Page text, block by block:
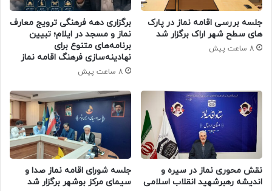
جلسه بررسی اقامه نماز در پارک
های سطح شهر اراک برگزار شد
8 ساعت پیش
برگزاری دهه فرهنگی ترویج معارف
نماز و مسجد در ایلام؛ تبیین
برنامه‌های متنوع برای
نهادینه‌سازی فرهنگ اقامه نماز
8 ساعت پیش
نقش محوری نماز در سیره و
اندیشه رهبرشهید انقلاب اسلامی
جلسه شورای اقامه نماز صدا و
سیمای مرکز بوشهر برگزار شد